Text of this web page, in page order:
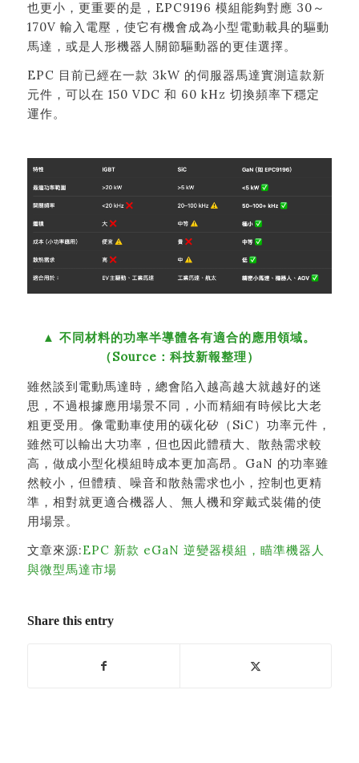
也更小，更重要的是，EPC9196 模組能夠對應 30～
170V 輸入電壓，使它有機會成為小型電動載具的驅動
馬達，或是人形機器人關節驅動器的更佳選擇。
EPC 目前已經在一款 3kW 的伺服器馬達實測這款新
元件，可以在 150 VDC 和 60 kHz 切換頻率下穩定
運作。
▲ 不同材料的功率半導體各有適合的應用領域。
（Source：科技新報整理）
雖然談到電動馬達時，總會陷入越高越大就越好的迷
思，不過根據應用場景不同，小而精細有時候比大老
粗更受用。像電動車使用的碳化矽（SiC）功率元件，
雖然可以輸出大功率，但也因此體積大、散熱需求較
高，做成小型化模組時成本更加高昂。GaN 的功率雖
然較小，但體積、噪音和散熱需求也小，控制也更精
準，相對就更適合機器人、無人機和穿戴式裝備的使
用場景。
文章來源:EPC 新款 eGaN 逆變器模組，瞄準機器人
與微型馬達市場
Share this entry